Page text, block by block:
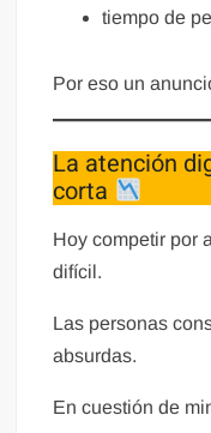
tiempo de
Por eso un
La atención
corta
Hoy competir por
difícil.
Las personas
absurdas.
En cuestión de